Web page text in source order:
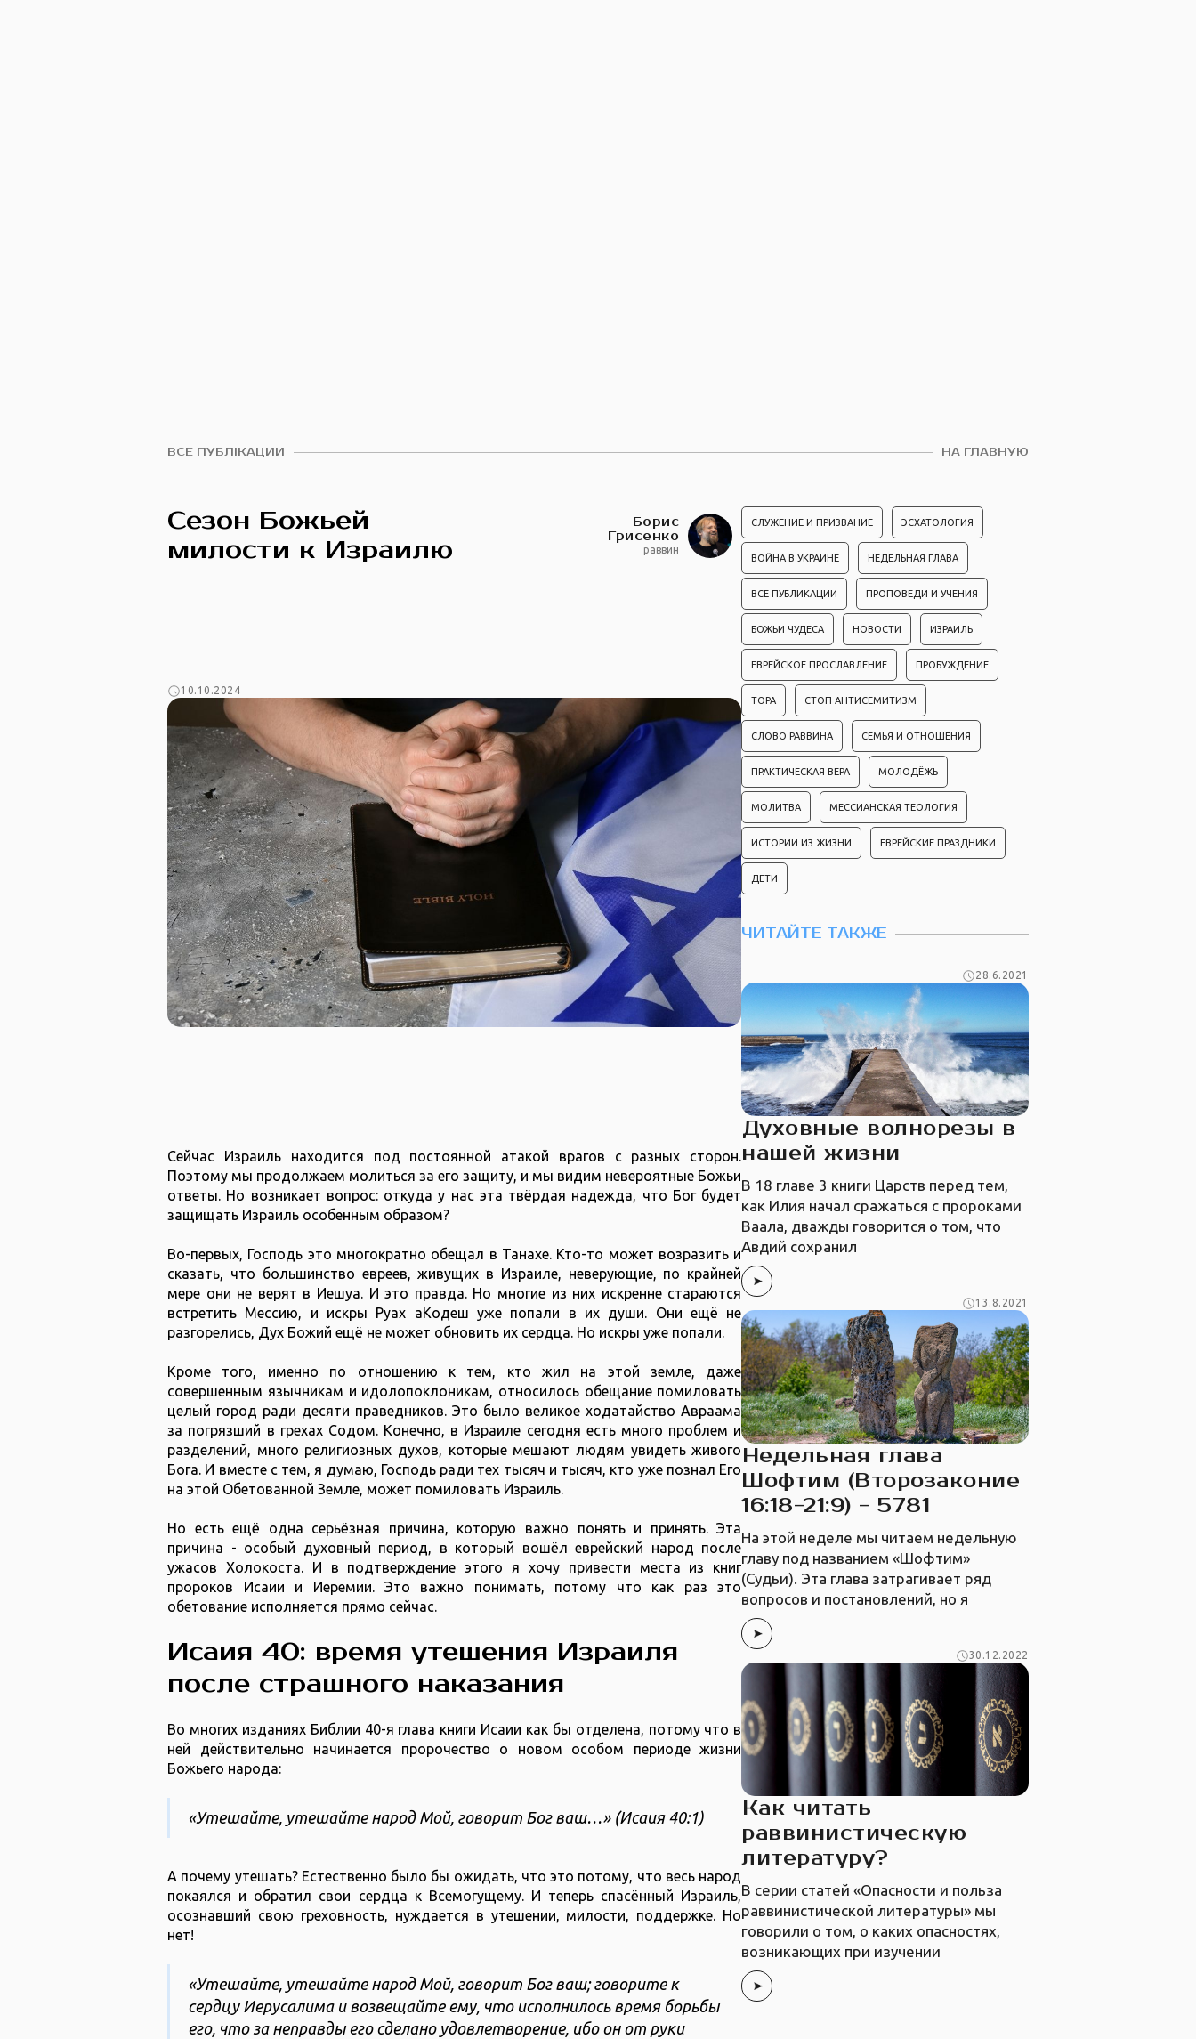
ВСЕ ПУБЛІКАЦИИ НА ГЛАВНУЮ
Сезон Божьей
милости к Израилю
Борис
Грисенко
раввин
10.10.2024
Сейчас Израиль находится под постоянной атакой врагов с разных сторон.
Поэтому мы продолжаем молиться за его защиту, и мы видим невероятные Божьи
ответы. Но возникает вопрос: откуда у нас эта твёрдая надежда, что Бог будет
защищать Израиль особенным образом?
Во-первых, Господь это многократно обещал в Танахе. Кто-то может возразить и
сказать, что большинство евреев, живущих в Израиле, неверующие, по крайней
мере они не верят в Иешуа. И это правда. Но многие из них искренне стараются
встретить Мессию, и искры Руах аКодеш уже попали в их души. Они ещё не
разгорелись, Дух Божий ещё не может обновить их сердца. Но искры уже попали.
Кроме того, именно по отношению к тем, кто жил на этой земле, даже
совершенным язычникам и идолопоклоникам, относилось обещание помиловать
целый город ради десяти праведников. Это было великое ходатайство Авраама
за погрязший в грехах Содом. Конечно, в Израиле сегодня есть много проблем и
разделений, много религиозных духов, которые мешают людям увидеть живого
Бога. И вместе с тем, я думаю, Господь ради тех тысяч и тысяч, кто уже познал Его
на этой Обетованной Земле, может помиловать Израиль.
Но есть ещё одна серьёзная причина, которую важно понять и принять. Эта
причина - особый духовный период, в который вошёл еврейский народ после
ужасов Холокоста. И в подтверждение этого я хочу привести места из книг
пророков Исаии и Иеремии. Это важно понимать, потому что как раз это
обетование исполняется прямо сейчас.
Исаия 40: время утешения Израиля
после страшного наказания
Во многих изданиях Библии 40-я глава книги Исаии как бы отделена, потому что в
ней действительно начинается пророчество о новом особом периоде жизни
Божьего народа:
«Утешайте, утешайте народ Мой, говорит Бог ваш…» (Исаия 40:1)
А почему утешать? Естественно было бы ожидать, что это потому, что весь народ
покаялся и обратил свои сердца к Всемогущему. И теперь спасённый Израиль,
осознавший свою греховность, нуждается в утешении, милости, поддержке. Но
нет!
«Утешайте, утешайте народ Мой, говорит Бог ваш; говорите к
сердцу Иерусалима и возвещайте ему, что исполнилось время борьбы
его, что за неправды его сделано удовлетворение, ибо он от руки
СЛУЖЕНИЕ И ПРИЗВАНИЕ ЭСХАТОЛОГИЯ
ВОЙНА В УКРАИНЕ НЕДЕЛЬНАЯ ГЛАВА
ВСЕ ПУБЛИКАЦИИ ПРОПОВЕДИ И УЧЕНИЯ
БОЖЬИ ЧУДЕСА НОВОСТИ ИЗРАИЛЬ
ЕВРЕЙСКОЕ ПРОСЛАВЛЕНИЕ ПРОБУЖДЕНИЕ
ТОРА СТОП АНТИСЕМИТИЗМ
СЛОВО РАВВИНА СЕМЬЯ И ОТНОШЕНИЯ
ПРАКТИЧЕСКАЯ ВЕРА МОЛОДЁЖЬ
МОЛИТВА МЕССИАНСКАЯ ТЕОЛОГИЯ
ИСТОРИИ ИЗ ЖИЗНИ ЕВРЕЙСКИЕ ПРАЗДНИКИ
ДЕТИ
ЧИТАЙТЕ ТАКЖЕ
28.6.2021
Духовные волнорезы в
нашей жизни
В 18 главе 3 книги Царств перед тем,
как Илия начал сражаться с пророками
Ваала, дважды говорится о том, что
Авдий сохранил
13.8.2021
Недельная глава
Шофтим (Второзаконие
16:18-21:9) - 5781
На этой неделе мы читаем недельную
главу под названием «Шофтим»
(Судьи). Эта глава затрагивает ряд
вопросов и постановлений, но я
30.12.2022
Как читать
раввинистическую
литературу?
В серии статей «Опасности и польза
раввинистической литературы» мы
говорили о том, о каких опасностях,
возникающих при изучении